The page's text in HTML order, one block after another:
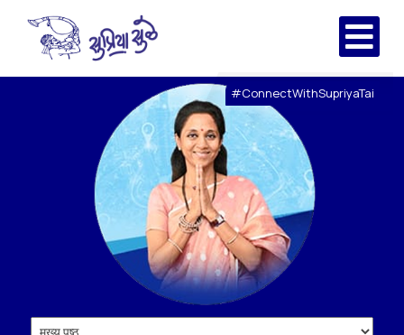
#ConnectWithSupriyaTai